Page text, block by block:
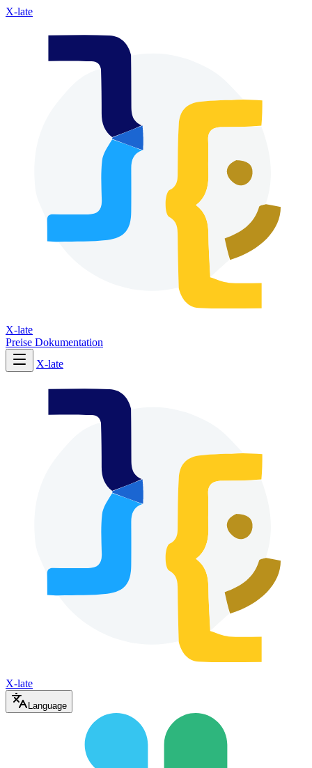
X-late
X-late
Preise Dokumentation
X-late
X-late
Language